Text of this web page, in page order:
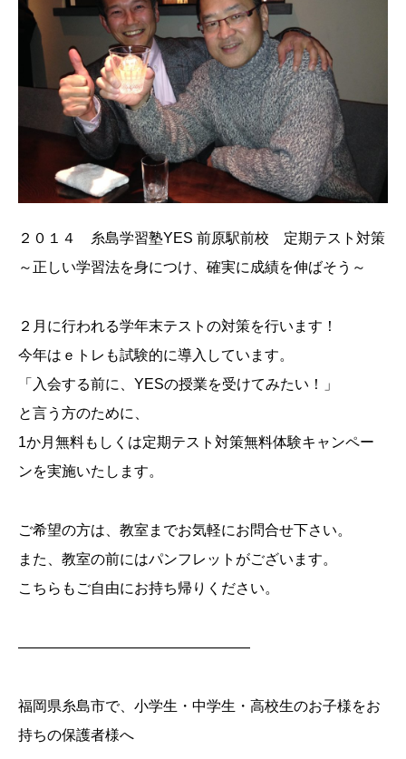
２０１４ 糸島学習塾YES 前原駅前校 定期テスト対策
～正しい学習法を身につけ、確実に成績を伸ばそう～
２月に行われる学年末テストの対策を行います！
今年はｅトレも試験的に導入しています。
「入会する前に、YESの授業を受けてみたい！」
と言う方のために、
1か月無料もしくは定期テスト対策無料体験キャンペー
ンを実施いたします。
ご希望の方は、教室までお気軽にお問合せ下さい。
また、教室の前にはパンフレットがございます。
こちらもご自由にお持ち帰りください。
————————————————
福岡県糸島市で、小学生・中学生・高校生のお子様をお
持ちの保護者様へ